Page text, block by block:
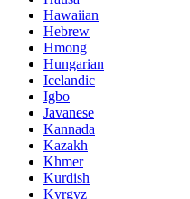
Hawaiian
Hebrew
Hmong
Hungarian
Icelandic
Igbo
Javanese
Kannada
Kazakh
Khmer
Kurdish
Kyrgyz